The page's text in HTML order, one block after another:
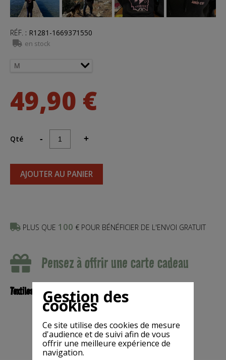
RÉF. : R1281-1669371550
en stock
49,90 €
Qté - +
AJOUTER AU PANIER
PLUS QUE 100 € POUR BÉNÉFICIER DE L'ENVOI GRATUIT
Pensez à offrir une carte cadeau
Textiles Gestion des
cookies
Ce site utilise des cookies de mesure
d'audience et de suivi afin de vous
offrir une meilleure expérience de
navigation.